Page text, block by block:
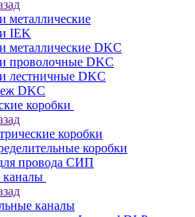
металлические
IEK
металлические DKC
проволочные DKC
лестничные DKC
DKC
коробки
коробки
коробки
провода СИП
каналы
каналы